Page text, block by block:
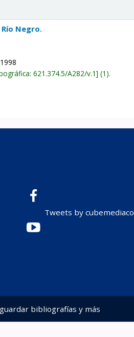
Río Negro.
621.374.5/A282/v.1 (1).
Tweets by cubemediaco
bibliografías y más